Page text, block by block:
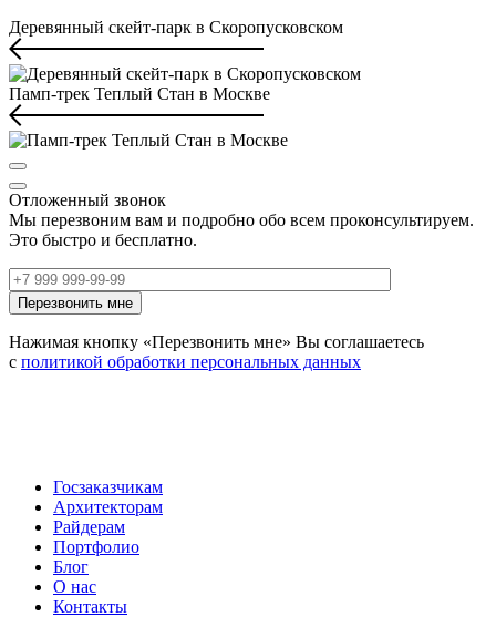
Деревянный скейт-парк в Скоропусковском
Памп-трек Теплый Стан в Москве
Отложенный звонок
Мы перезвоним вам и подробно обо всем проконсультируем.
Это быстро и бесплатно.
Нажимая кнопку «Перезвонить мне» Вы соглашаетесь
с политикой обработки персональных данных
Госзаказчикам
Архитекторам
Райдерам
Портфолио
Блог
О нас
Контакты